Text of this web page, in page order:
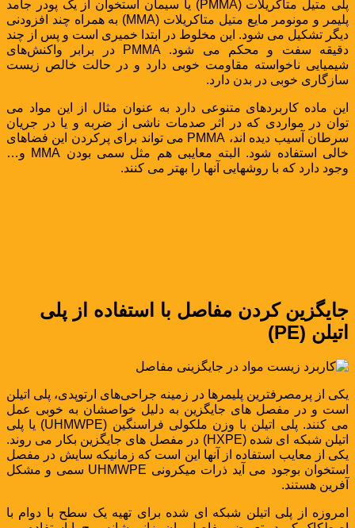
پلی متیل متاکریلات (PMMA) یا سیمان استخوان از یک پودر جامد
پلیمر و مونومر مایع متیل متاکریلات (MMA) به همراه چند افزودنی
دیگر تشکیل می شود. این مخلوط در ابتدا خمیری است و پس از چند
دقیقه سفت و محکم می شود. PMMA در برابر واکنش‌های
شیمیایی ناخواسته مقاومت خوبی دارد و در حالت خالص زیست
سازگاری خوبی در بدن دارد.
این ماده کاربردهای متنوعی دارد به عنوان مثال از این مواد می
توان در مواردی که در اثر صدمات ناشی از ضربه و یا در جریان
سرطان آسیب دیده اند، PMMA می تواند برای پرکردن این فضاهای
خالی استفاده شود. البته معایبی هم مثل سمی بودن MMA و…
وجود دارد که با روشهایی آنها را بهتر می کنند.
جایگزین کردن مفاصل با استفاده از پلی
اتیلن (PE)
یکی از پرمصرفترین پلیمرها در زمینه جراحی‌های ارتوپدی، پلی اتیلن
است و در مفصل های جایگزین به دلیل خواصشان به خوبی عمل
می کنند. پلی اتیلن با وزن ملکولی فراسنگین (UHMWPE) یا پلی
اتیلن شبکه ای شده (HXPE) در مفصل های جایگزین بکار می روند.
یکی از معایب استفاده از آنها این است که زمانیکه سایش در مفصل
استخوان بوجود می آید ذرات میکرونی UHMWPE سمی و مشکل
آفرین هستند.
امروزه از پلی اتیلن شبکه ای شده برای تهیه یک سطح با دوام با